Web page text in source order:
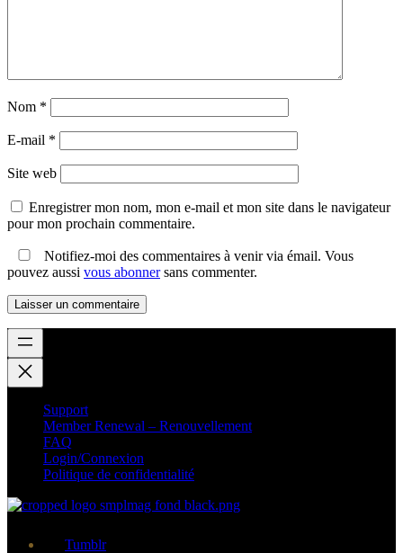
Nom *
E-mail *
Site web
Enregistrer mon nom, mon e-mail et mon site dans le navigateur
pour mon prochain commentaire.
Notifiez-moi des commentaires à venir via émail. Vous
pouvez aussi vous abonnersans commenter.
Support
Member Renewal – Renouvellement
FAQ
Login/Connexion
Politique de confidentialité
Tumblr